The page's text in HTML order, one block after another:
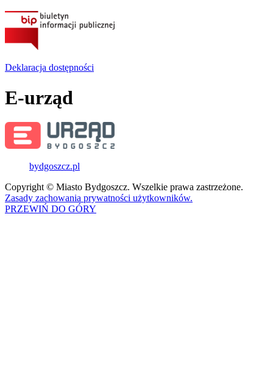
Deklaracja dostępności
E-urząd
bydgoszcz.pl
Copyright © Miasto Bydgoszcz. Wszelkie prawa zastrzeżone.
Zasady zachowania prywatności użytkowników.
PRZEWIŃ DO GÓRY